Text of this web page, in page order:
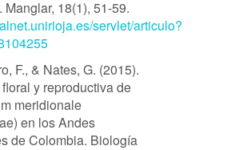
Manglar, 18(1), 51-59.
servlet/articulo?
F., & Nates, G. (2015).
y reproductiva de
meridionale
en los Andes
de Colombia. Biología